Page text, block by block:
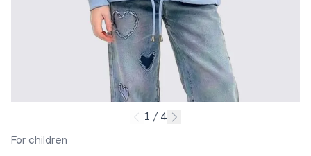
1 / 4
For children